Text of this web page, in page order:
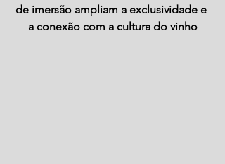
de imersão ampliam a exclusividade e
a conexão com a cultura do vinho